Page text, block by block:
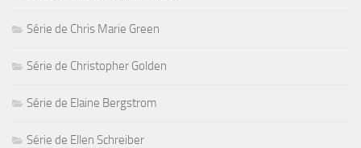
Série de Chris Marie Green
Série de Christopher Golden
Série de Elaine Bergstrom
Série de Ellen Schreiber